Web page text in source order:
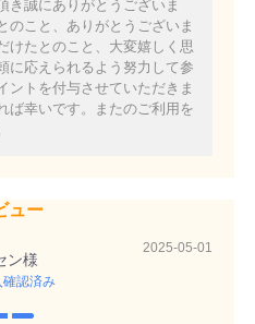
き誠にありがとうございま
のこと、ありがとうございま
けたとのこと、大変嬉しく思
に応えられるよう努力して参
ントを付与させていただきま
ば幸いです。またのご利用を
ュー
ン様
確認済み
2025-05-01